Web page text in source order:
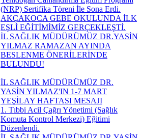
(NRP) Sertifika Töreni İle Sona Erdi.
AKÇAKOCA GEBE OKULUNDA İLK
EŞLİ EĞİTİMİMİZ GERÇEKLEŞTİ.
İL SAĞLIK MÜDÜRÜMÜZ DR.YASİN
YILMAZ RAMAZAN AYINDA
BESLENME ÖNERİLERİNDE
BULUNDU!
İL SAĞLIK MÜDÜRÜMÜZ DR.
YASİN YILMAZ'IN 1-7 MART
YEŞİLAY HAFTASI MESAJI
1. Tıbbi Acil Çağrı Yönetimi (Sağlık
Komuta Kontrol Merkezi) Eğitimi
Düzenlendi.